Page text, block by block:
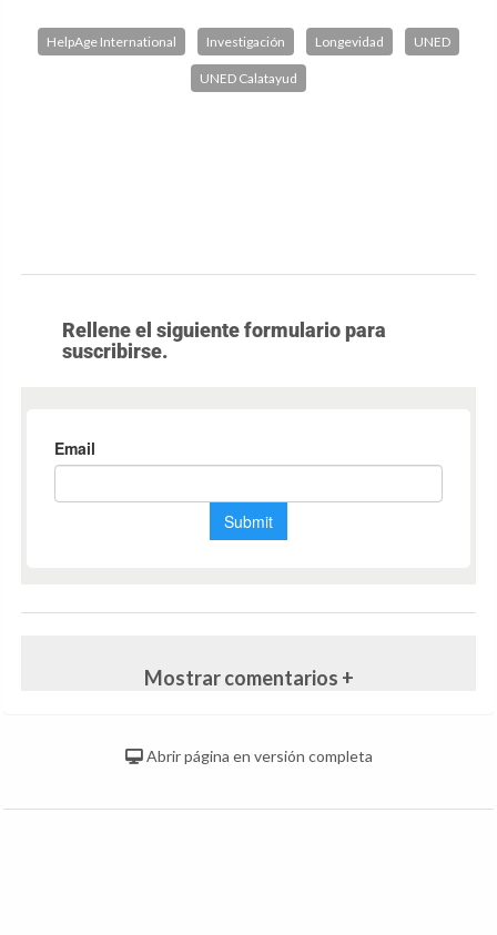
HelpAge International Investigación Longevidad UNED
UNED Calatayud
Rellene el siguiente formulario para
suscribirse.
Mostrar comentarios +
Abrir página en versión completa